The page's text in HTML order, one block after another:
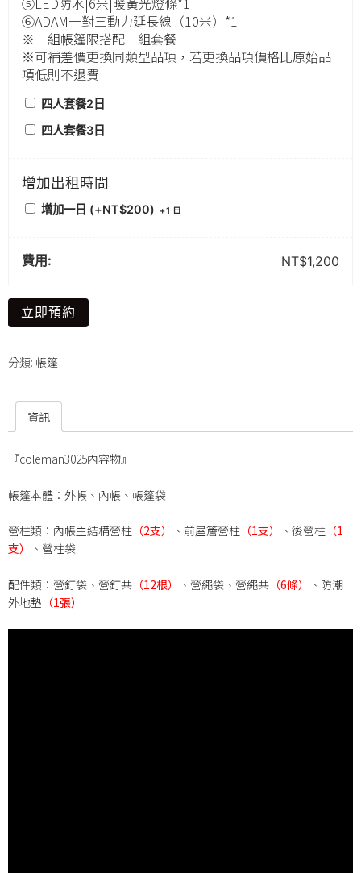
⑥ADAM一對三動力延長線（10米）*1
※一組帳篷限搭配一組套餐
※可補差價更換同類型品項，若更換品項價格比原始品
項低則不退費
四人套餐2日
四人套餐3日
增加出租時間
增加一日 (+NT$200) +1 日
費用: NT$1,200
立即預約
分類: 帳篷
資訊
『coleman3025內容物』
帳篷本體：外帳、內帳、帳篷袋
營柱類：內帳主結構營柱 （2支） 、前屋簷營柱 （1支） 、後營柱 （1
支）
、營柱袋
配件類：營釘袋、營釘共 （12根） 、營繩袋、營繩共 （6條）
、防潮
外地墊 （1張）